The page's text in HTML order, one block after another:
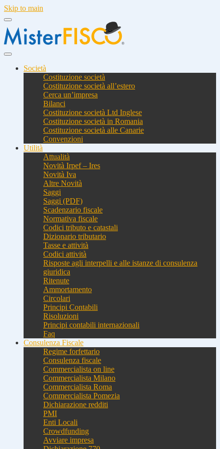
Skip to main
Società
Costituzione società
Costituzione società all’estero
Cerca un’impresa
Bilanci
Costituzione società Ltd Inglese
Costituzione società in Romania
Costituzione società alle Canarie
Convenzioni
Utilità
Attualità
Novità Irpef – Ires
Novità Iva
Altre Novità
Saggi
Saggi (PDF)
Scadenzario fiscale
Normativa fiscale
Codici tributo e catastali
Dizionario tributario
Tasse e attività
Codici attività
Risposte agli interpelli e alle istanze di consulenza
giuridica
Ritenute
Ammortamento
Circolari
Principi Contabili
Risoluzioni
Principi contabili internazionali
Faq
Consulenza Fiscale
Regime forfettario
Consulenza fiscale
Commercialista on line
Commercialista Milano
Commercialista Roma
Commercialista Pomezia
Dichiarazione redditi
PMI
Enti Locali
Crowdfunding
Avviare impresa